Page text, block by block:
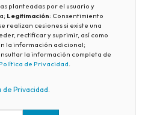
planteadas por el usuario y
Legitimación: Consentimiento
realizan cesiones si existe una
rectificar y suprimir, así como
la información adicional;
la información completa de
Política de Privacidad.
de Privacidad.